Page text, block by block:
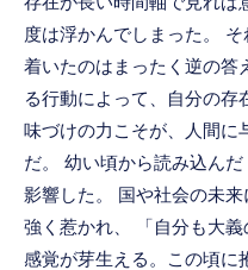
度は浮かんでしまった。
着いたのはまったく逆の答
る行動によって、自分の存
味づけの力こそが、人間に
だ。 幼い頃から読み込ん
影響した。 国や社会の未
強く惹かれ、 「自分も大
感覚が芽生える。この頃に